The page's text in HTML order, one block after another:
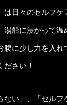
日々のセルフケ
船に浸かって温
腹に少し力を入れ
ださい！
ない」、「セル